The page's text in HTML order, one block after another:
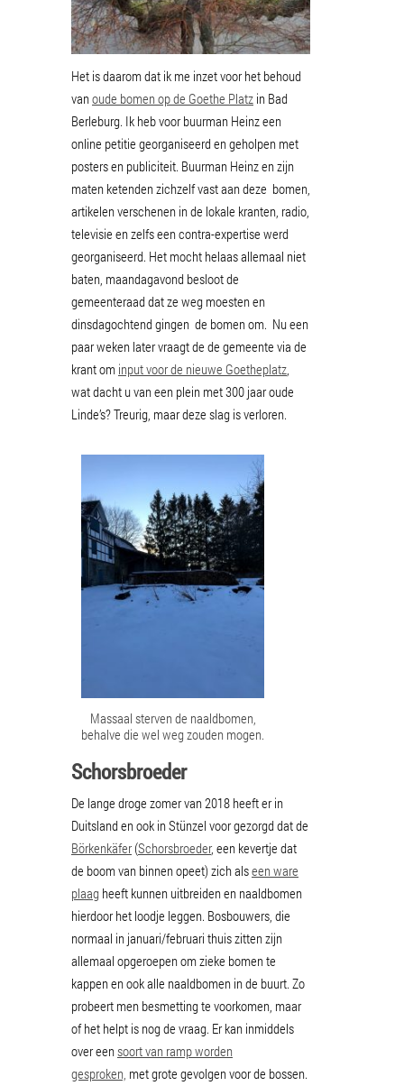
Het is daarom dat ik me inzet voor het behoud
vanoude bomen op de Goethe Platz in Bad
Berleburg. Ik heb voor buurman Heinz een
online petitie georganiseerd en geholpen met
posters en publiciteit. Buurman Heinz en zijn
maten ketenden zichzelf vast aan deze bomen,
artikelen verschenen in de lokale kranten, radio,
televisie en zelfs een contra-expertise werd
georganiseerd. Het mocht helaas allemaal niet
baten, maandagavond besloot de
gemeenteraad dat ze weg moesten en
dinsdagochtend gingen de bomen om. Nu een
paar weken later vraagt de de gemeente via de
krant om input voor de nieuwe Goetheplatz,
wat dacht u van een plein met 300 jaar oude
Linde’s? Treurig, maar deze slag is verloren.
Massaal sterven de naaldbomen,
behalve die wel weg zouden mogen.
Schorsbroeder
De lange droge zomer van 2018 heeft er in
Duitsland en ook in Stünzel voor gezorgd dat de
Börkenkäfer (Schorsbroeder, een kevertje dat
de boom van binnen opeet) zich alseen ware
plaag heeft kunnen uitbreiden en naaldbomen
hierdoor het loodje leggen. Bosbouwers, die
normaal in januari/februari thuis zitten zijn
allemaal opgeroepen om zieke bomen te
kappen en ook alle naaldbomen in de buurt. Zo
probeert men besmetting te voorkomen, maar
of het helpt is nog de vraag. Er kan inmiddels
over eensoort van ramp worden
gesproken, met grote gevolgen voor de bossen.